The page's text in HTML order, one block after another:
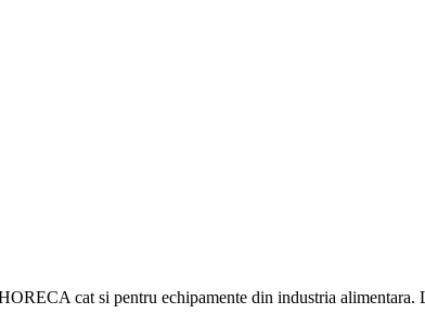
cat si pentru echipamente din industria